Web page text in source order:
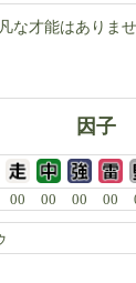
な才能はありま
因子
00 00 00 00